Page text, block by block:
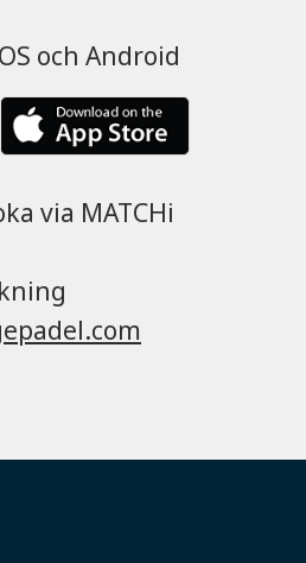
och Android
via MATCHi